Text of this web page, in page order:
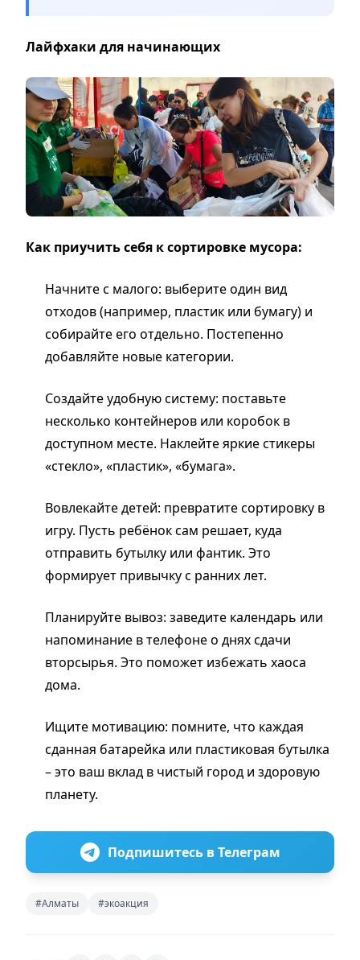
Лайфхаки для начинающих
Как приучить себя к сортировке мусора:
Начните с малого: выберите один вид
отходов (например, пластик или бумагу) и
собирайте его отдельно. Постепенно
добавляйте новые категории.
Создайте удобную систему: поставьте
несколько контейнеров или коробок в
доступном месте. Наклейте яркие стикеры
«стекло», «пластик», «бумага».
Вовлекайте детей: превратите сортировку в
игру. Пусть ребёнок сам решает, куда
отправить бутылку или фантик. Это
формирует привычку с ранних лет.
Планируйте вывоз: заведите календарь или
напоминание в телефоне о днях сдачи
вторсырья. Это поможет избежать хаоса
дома.
Ищите мотивацию: помните, что каждая
сданная батарейка или пластиковая бутылка
– это ваш вклад в чистый город и здоровую
планету.
Подпишитесь в Телеграм
#Алматы #экоакция